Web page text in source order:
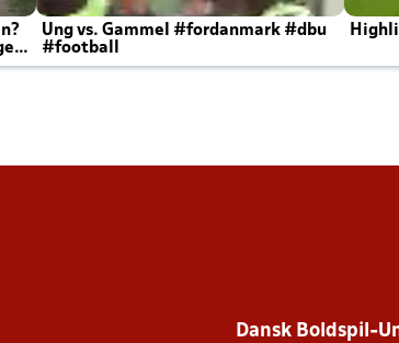
Ung vs. Gammel #fordanmark #dbu
#football
Dansk Boldspil-